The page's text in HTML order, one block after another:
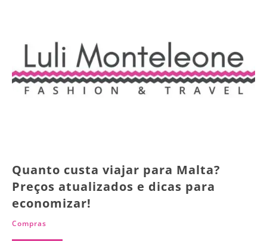
Quanto custa viajar para Malta?
Preços atualizados e dicas para
economizar!
Compras